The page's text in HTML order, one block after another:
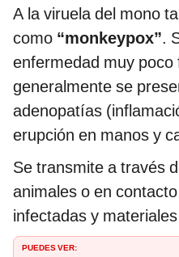
A la viruela del mono
como “monkeypox”.
enfermedad muy
generalmente se
adenopatías
erupción en manos y
Se transmite a través
animales o en
infectadas y
PUEDES VER: